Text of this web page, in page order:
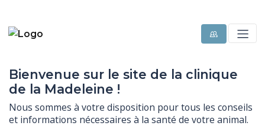
Bienvenue sur le site de la clinique
de la Madeleine !
Nous sommes à votre disposition pour tous les conseils
et informations nécessaires à la santé de votre animal.